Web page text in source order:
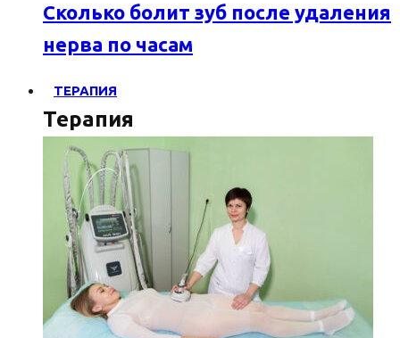
Сколько болит зуб после удаления
нерва по часам
ТЕРАПИЯ
Терапия